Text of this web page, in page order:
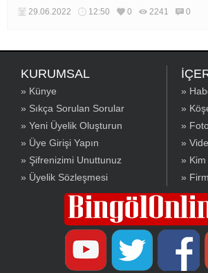
29.06.2022 12:50 0 2241 0
KURUMSAL
» Künye
» Sıkça Sorulan Sorular
» Yeni Üyelik Oluşturun
» Üye Girişi Yapın
» Şifrenizimi Unuttunuz
» Üyelik Sözleşmesi
»
»
»
»
»
»